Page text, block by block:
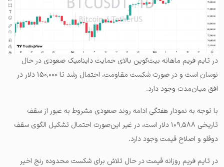
در تایم فریم ماهانه بیت‌کوین بالای حمایت داینامیک صعودی در حال
نوسان است و در صورت شکست مقاومت، احتمال رشد تا ۱۵۰,۰۰۰ دلار در
افق میان‌مدت وجود دارد.
با توجه به نمودار هفتگی ادامه روند صعودی مشروط به عبور از سقف
تاریخی ۱۰۹٬۵۸۸ دلار است، در غیر این‌صورت احتمال تشکیل الگوی سقف
دوقلو و اصلاح قیمت وجود دارد.
در تایم فریم روزانه قیمت در حال تلاش برای شکست محدوده رنج اخیر